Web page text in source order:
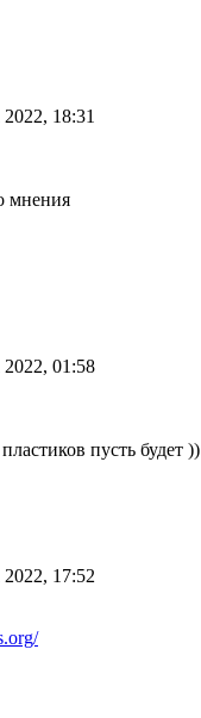
2022, 18:31
мнения
2022, 01:58
пусть будет ))
2022, 17:52